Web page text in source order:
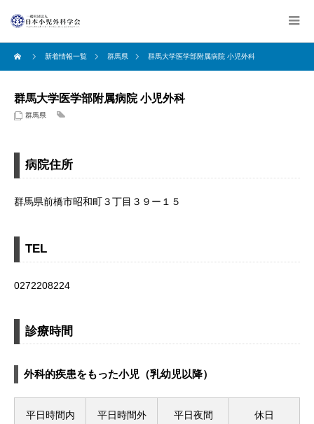
新着情報一覧 群馬県 群馬大学医学部附属病院 小児外科
群馬大学医学部附属病院 小児外科
群馬県
病院住所
群馬県前橋市昭和町３丁目３９ー１５
TEL
0272208224
診療時間
外科的疾患をもった小児（乳幼児以降）
平日時間内 平日時間外 平日夜間 休日